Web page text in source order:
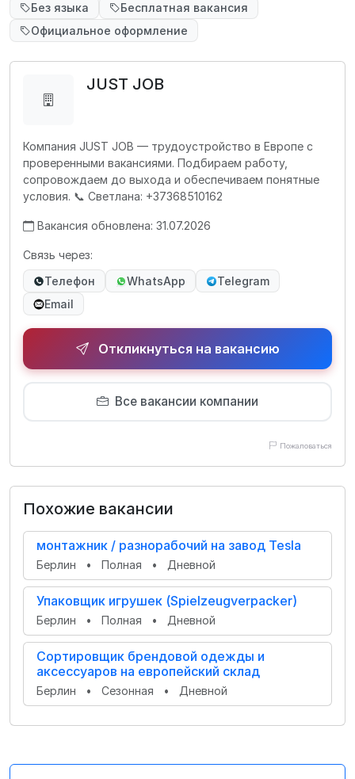
Без языка
Бесплатная вакансия
Официальное оформление
JUST JOB
Компания JUST JOB — трудоустройство в Европе с
проверенными вакансиями. Подбираем работу,
сопровождаем до выхода и обеспечиваем понятные
условия. 📞 Светлана: +37368510162
Вакансия обновлена: 31.07.2026
Связь через:
Телефон
WhatsApp
Telegram
Email
Откликнуться на вакансию
Все вакансии компании
Пожаловаться
Похожие вакансии
монтажник / разнорабочий на завод Tesla
Берлин • Полная • Дневной
Упаковщик игрушек (Spielzeugverpacker)
Берлин • Полная • Дневной
Сортировщик брендовой одежды и
аксессуаров на европейский склад
Берлин • Сезонная • Дневной